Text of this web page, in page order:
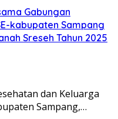
Gabungan
kabupaten Sampang
Sreseh Tahun 2025
dan Keluarga
Sampang,…